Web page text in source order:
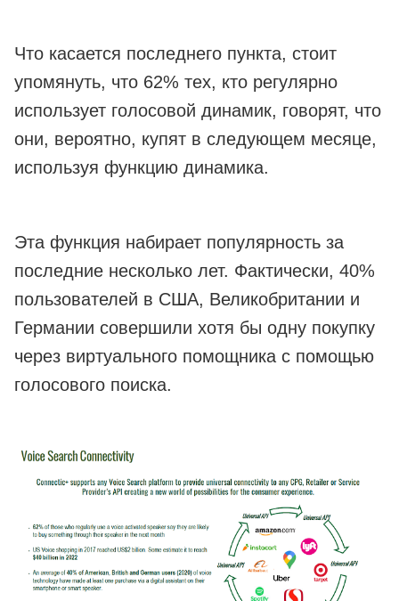
Что касается последнего пункта, стоит
упомянуть, что 62% тех, кто регулярно
использует голосовой динамик, говорят, что
они, вероятно, купят в следующем месяце,
используя функцию динамика.
Эта функция набирает популярность за
последние несколько лет. Фактически, 40%
пользователей в США, Великобритании и
Германии совершили хотя бы одну покупку
через виртуального помощника с помощью
голосового поиска.